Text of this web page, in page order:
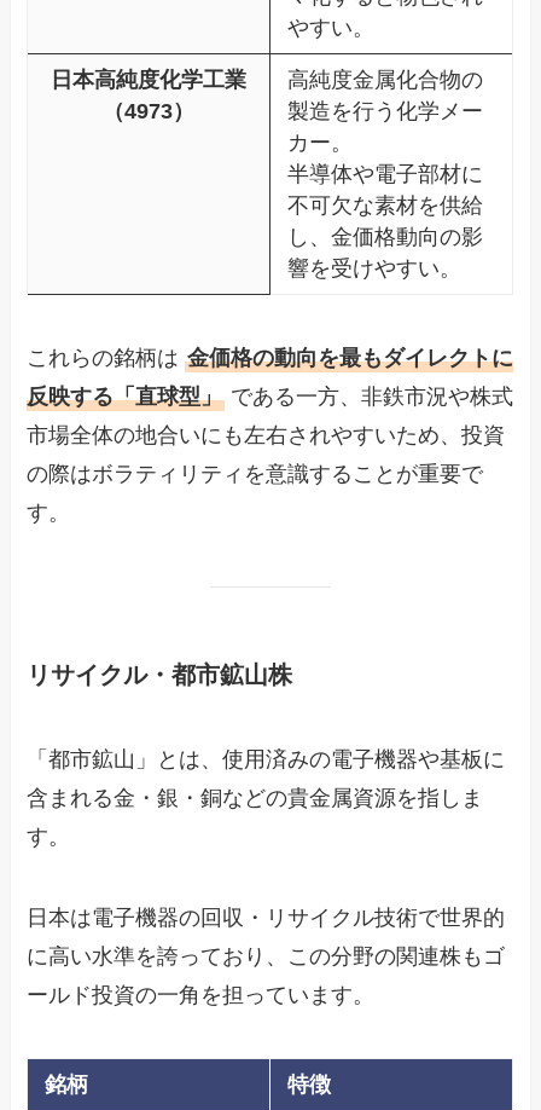
やすい。
日本高純度化学工業
（4973）
高純度金属化合物の
製造を行う化学メー
カー。
半導体や電子部材に
不可欠な素材を供給
し、金価格動向の影
響を受けやすい。
これらの銘柄は金価格の動向を最もダイレクトに
反映する「直球型」 である一方、非鉄市況や株式
市場全体の地合いにも左右されやすいため、投資
の際はボラティリティを意識することが重要で
す。
リサイクル・都市鉱山株
「都市鉱山」とは、使用済みの電子機器や基板に
含まれる金・銀・銅などの貴金属資源を指しま
す。
日本は電子機器の回収・リサイクル技術で世界的
に高い水準を誇っており、この分野の関連株もゴ
ールド投資の一角を担っています。
銘柄 特徴